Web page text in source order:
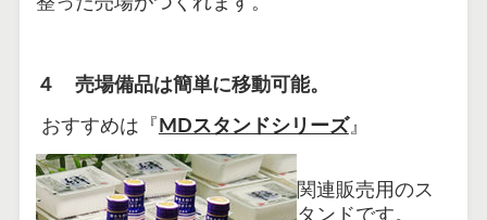
４ 売場備品は簡単に移動可能。
おすすめは『MDスタンドシリーズ』
関連販売用のス
タンドです。